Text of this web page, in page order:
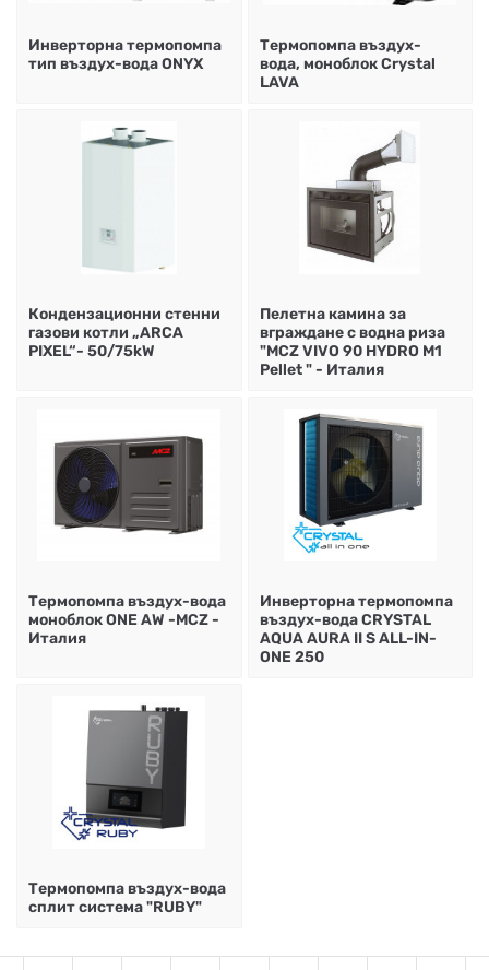
Инверторна термопомпа
тип въздух-вода ONYX
Термопомпа въздух-
вода, моноблок Crystal
LAVA
Кондензационни стенни
газови котли „ARCA
PIXEL“- 50/75kW
Пелетна камина за
вграждане с водна риза
"MCZ VIVO 90 HYDRO M1
Pellet " - Италия
Термопомпа въздух-вода
моноблок ONE AW -MCZ -
Италия
Инверторна термопомпа
въздух-вода CRYSTAL
AQUA AURA II S ALL-IN-
ONE 250
Термопомпа въздух-вода
сплит система "RUBY"